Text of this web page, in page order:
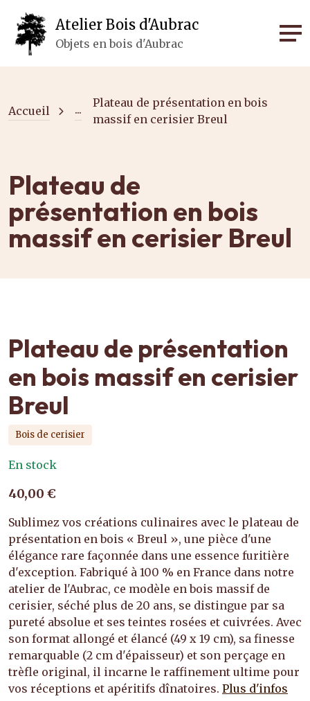
Atelier Bois d'Aubrac
Objets en bois d'Aubrac
Accueil ...
Plateau de présentation en bois
massif en cerisier Breul
Plateau de
présentation en bois
massif en cerisier Breul
Plateau de présentation
en bois massif en cerisier
Breul
Bois de cerisier
En stock
40,00 €
Sublimez vos créations culinaires avec le plateau de
présentation en bois « Breul », une pièce d'une
élégance rare façonnée dans une essence furitière
d'exception. Fabriqué à 100 % en France dans notre
atelier de l'Aubrac, ce modèle en bois massif de
cerisier, séché plus de 20 ans, se distingue par sa
pureté absolue et ses teintes rosées et cuivrées. Avec
son format allongé et élancé (49 x 19 cm), sa finesse
remarquable (2 cm d'épaisseur) et son perçage en
trèfle original, il incarne le raffinement ultime pour
vos réceptions et apéritifs dînatoires. Plus d'infos